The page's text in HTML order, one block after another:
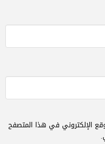
الإلكتروني في هذا المتصفح